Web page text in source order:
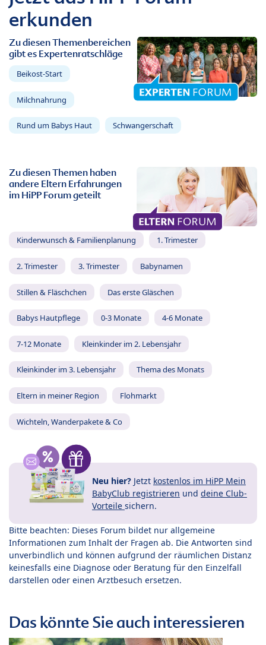
erkunden
Zu diesen Themenbereichen
gibt es Expertenratschläge
Beikost-Start
Milchnahrung
Rund um Babys Haut Schwangerschaft
Zu diesen Themen haben
andere Eltern Erfahrungen
im HiPP Forum geteilt
Kinderwunsch & Familienplanung 1. Trimester
2. Trimester 3. Trimester Babynamen
Stillen & Fläschchen Das erste Gläschen
Babys Hautpflege 0-3 Monate 4-6 Monate
7-12 Monate Kleinkinder im 2. Lebensjahr
Kleinkinder im 3. Lebensjahr Thema des Monats
Eltern in meiner Region Flohmarkt
Wichteln, Wanderpakete & Co
Neu hier? Jetzt kostenlos im HiPP Mein
BabyClub registrieren und deine Club-
Vorteile sichern.
Bitte beachten: Dieses Forum bildet nur allgemeine
Informationen zum Inhalt der Fragen ab. Die Antworten sind
unverbindlich und können aufgrund der räumlichen Distanz
keinesfalls eine Diagnose oder Beratung für den Einzelfall
darstellen oder einen Arztbesuch ersetzen.
Das könnte Sie auch interessieren